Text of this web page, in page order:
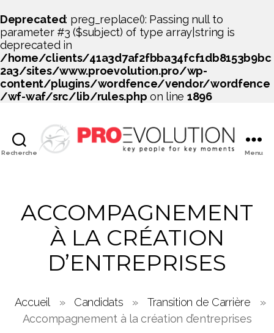
Deprecated: preg_replace(): Passing null to
parameter #3 ($subject) of type array|string is
deprecated in
/home/clients/41a3d7af2fbba34fcf1db8153b9bc
2a3/sites/www.proevolution.pro/wp-
content/plugins/wordfence/vendor/wordfence
/wf-waf/src/lib/rules.php on line 1896
Recherche Menu
ACCOMPAGNEMENT
À LA CRÉATION
D’ENTREPRISES
Accueil » Candidats » Transition de Carrière
»
Accompagnement à la création d’entreprises